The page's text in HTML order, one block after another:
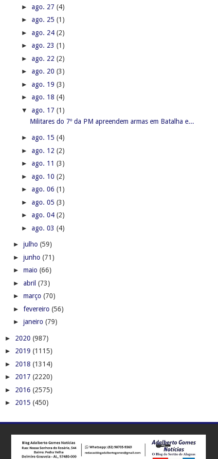
► ago. 27 (4)
► ago. 25 (1)
► ago. 24 (2)
► ago. 23 (1)
► ago. 22 (2)
► ago. 20 (3)
► ago. 19 (3)
► ago. 18 (4)
▼ ago. 17 (1)
Militares do 7º da PM apreendem armas em Batalha e...
► ago. 15 (4)
► ago. 12 (2)
► ago. 11 (3)
► ago. 10 (2)
► ago. 06 (1)
► ago. 05 (3)
► ago. 04 (2)
► ago. 03 (4)
► julho (59)
► junho (71)
► maio (66)
► abril (73)
► março (70)
► fevereiro (56)
► janeiro (79)
► 2020 (987)
► 2019 (1115)
► 2018 (1314)
► 2017 (2220)
► 2016 (2575)
► 2015 (450)